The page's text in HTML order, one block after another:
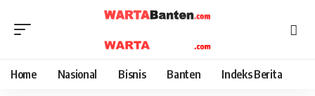
Home Nasional Bisnis Banten Indeks Berita